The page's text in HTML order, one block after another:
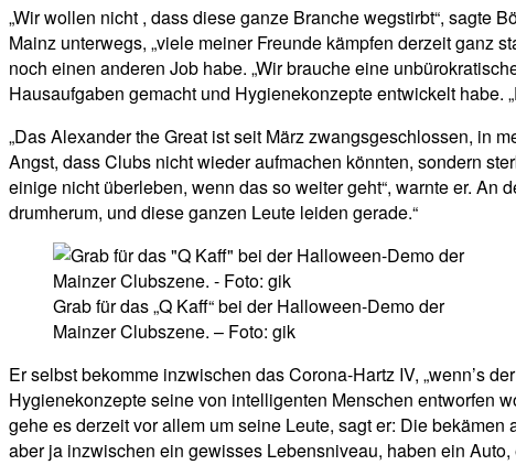
„Wir wollen nicht , dass diese ganze Branche wegstirbt“, sagte
Mainz unterwegs, „viele meiner Freunde kämpfen derzeit ganz
noch einen anderen Job habe. „Wir brauche eine
Hausaufgaben gemacht und Hygienekonzepte entwickelt habe.
„Das Alexander the Great ist seit März zwangsgeschlossen, in
Angst, dass Clubs nicht wieder aufmachen könnten, sondern
einige nicht überleben, wenn das so weiter geht“, warnte er. An
drumherum, und diese ganzen Leute leiden gerade.“
Grab für das „Q Kaff“ bei der Halloween-Demo der
Mainzer Clubszene. – Foto: gik
Er selbst bekomme inzwischen das Corona-Hartz IV, „wenn’s
Hygienekonzepte seine von intelligenten Menschen entworfen
gehe es derzeit vor allem um seine Leute, sagt er: Die
aber ja inzwischen ein gewisses Lebensniveau, haben ein